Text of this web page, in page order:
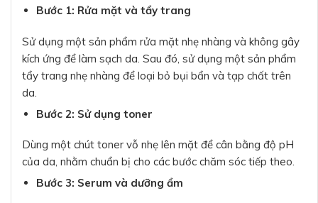
Bước 1: Rửa mặt và tẩy trang
Sử dụng một sản phẩm rửa mặt nhẹ nhàng và không gây
kích ứng để làm sạch da. Sau đó, sử dụng một sản phẩm
tẩy trang nhẹ nhàng để loại bỏ bụi bẩn và tạp chất trên
da.
Bước 2: Sử dụng toner
Dùng một chút toner vỗ nhẹ lên mặt để cân bằng độ pH
của da, nhằm chuẩn bị cho các bước chăm sóc tiếp theo.
Bước 3: Serum và dưỡng ẩm